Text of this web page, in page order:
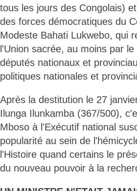
tous les jours des Congolais)
des forces démocratiques du
Modeste Bahati Lukwebo, qui
l'Union sacrée, au moins par
députés nationaux et
politiques nationales et
Après la destitution le 27
Ilunga Ilunkamba (367/500),
Mboso à l'Exécutif national
popularité au sein de
l'Histoire quand certains le
du nouveau pouvoir à la